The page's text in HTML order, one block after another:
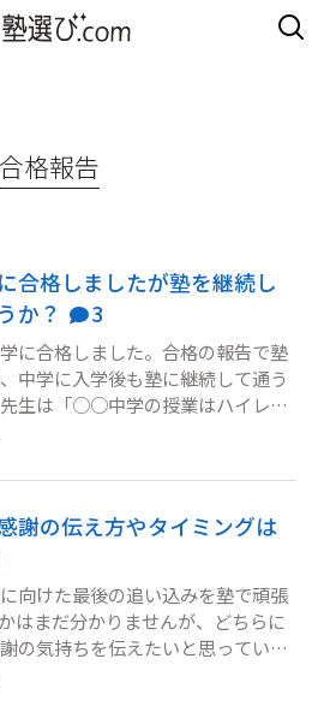
合格報告
合格しましたが塾を継続し
か？
3
に合格しました。合格の報告で塾
中学に入学後も塾に継続して通う
生は「○○中学の授業はハイレベ
必要になると思いますよ」と説明
ころです。これからはまず学校生
いという気持ちもあり、塾の継続
関校に入学後すぐに塾を続けた方
的な意見を聞きたいです。
謝の伝え方やタイミングは
向けた最後の追い込みを塾で頑張
はまだ分かりませんが、どちらに
の気持ちを伝えたいと思っていま
後のどのタイミングでお礼を伝え